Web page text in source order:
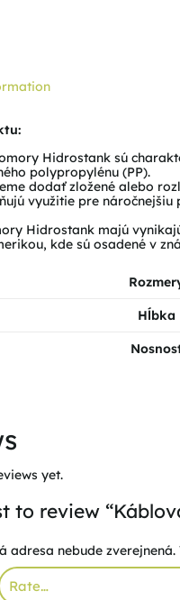
Hidrostank sú
polypropylénu (PP).
dodať zložené alebo
využitie pre
Hidrostank majú
kde sú osadené v
Hĺbka
yet.
to review
adresa nebude zverejnená.